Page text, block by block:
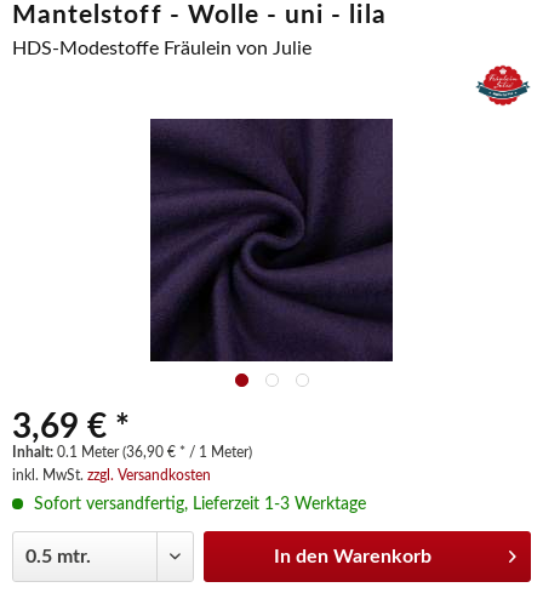
Mantelstoff - Wolle - uni - lila
HDS-Modestoffe Fräulein von Julie
3,69 € *
Inhalt: 0.1 Meter (36,90 € * / 1 Meter)
inkl. MwSt. zzgl. Versandkosten
Sofort versandfertig, Lieferzeit 1-3 Werktage
In den Warenkorb